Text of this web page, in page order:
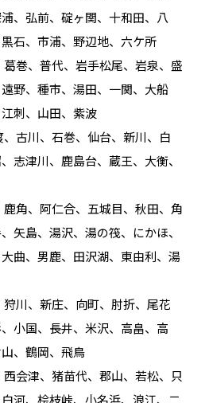
、弘前、碇ヶ関、十和田、八
石、市浦、野辺地、六ケ所
葛巻、普代、岩手松尾、岩泉、盛
野、種市、湯田、一関、大船
刺、山田、紫波
、古川、石巻、仙台、新川、白
志津川、鹿島台、蔵王、大衡、
鹿角、阿仁合、五城目、秋田、角
矢島、湯沢、湯の筏、にかほ、
曲、男鹿、田沢湖、東由利、湯
狩川、新庄、向町、肘折、尾花
小国、長井、米沢、高畠、高
、鶴岡、飛鳥
西会津、猪苗代、郡山、若松、只
河、桧枝峠、小名浜、浪江、二